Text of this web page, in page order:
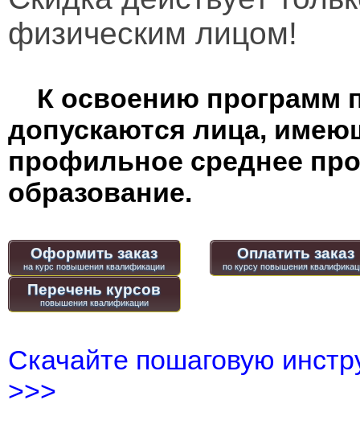
физическим лицом!
К освоению программ
допускаются лица,
профильное среднее
образование.
Оформить заказ Оплатить заказ
Перечень курсов
повышения квалификации
Скачайте пошаговую
>>>